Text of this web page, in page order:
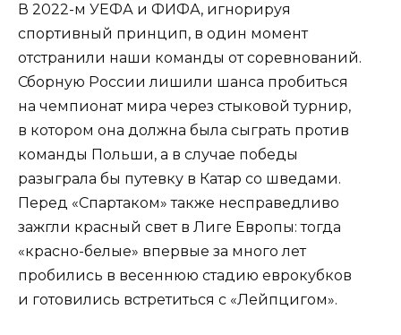
В 2022-м УЕФА и ФИФА, игнорируя
спортивный принцип, в один момент
отстранили наши команды от соревнований.
Сборную России лишили шанса пробиться
на чемпионат мира через стыковой турнир,
в котором она должна была сыграть против
команды Польши, а в случае победы
разыграла бы путевку в Катар со шведами.
Перед «Спартаком» также несправедливо
зажгли красный свет в Лиге Европы: тогда
«красно-белые» впервые за много лет
пробились в весеннюю стадию еврокубков
и готовились встретиться с «Лейпцигом».